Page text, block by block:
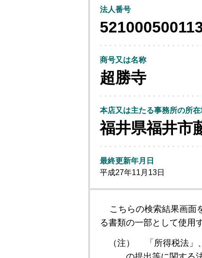
法人番号
商号又は名称
超勝寺
本店又は主たる事務所の所在
福井県福井市
最終更新年月日
平成27年11月13日
こちらの検索結果画面
る書類の一部として使用
（注）
「所得税法